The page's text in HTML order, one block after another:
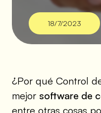
18/7/2023
¿Por qué Control
mejor software de
entre otras cosas